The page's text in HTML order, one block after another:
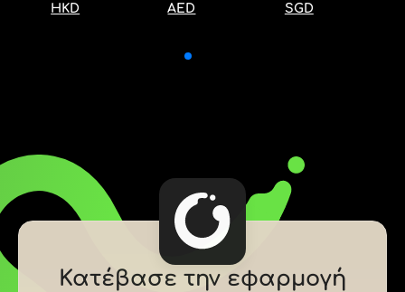
HKD
AED
SGD
Κατέβασε την εφαρμογή